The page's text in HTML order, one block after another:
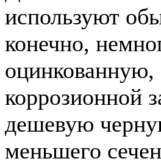
используют
конечно,
коррозионной
дешевую
меньшего